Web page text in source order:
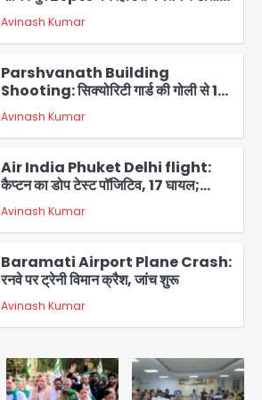
को लेकर 100 से ज्यादा कर्मचारियों का विरोध
प्रदर्शन
Avinash Kumar
Parshvanath Building
Shooting: सिक्योरिटी गार्ड की गोली से 17
वर्षीय किशोर की मौत
Avinash Kumar
Air India Phuket Delhi flight:
कैप्टन का डोप टेस्ट पॉजिटिव, 17 घायल;
DGCA जांच जारी
Avinash Kumar
Baramati Airport Plane Crash:
रनवे पर ट्रेनी विमान क्रैश, जांच शुरू
Avinash Kumar
Shaheen Bagh News: बारिश के बाद
शाहीन बाग में जलभराव और गड्ढे, सीवर काम से
लोग परेशान